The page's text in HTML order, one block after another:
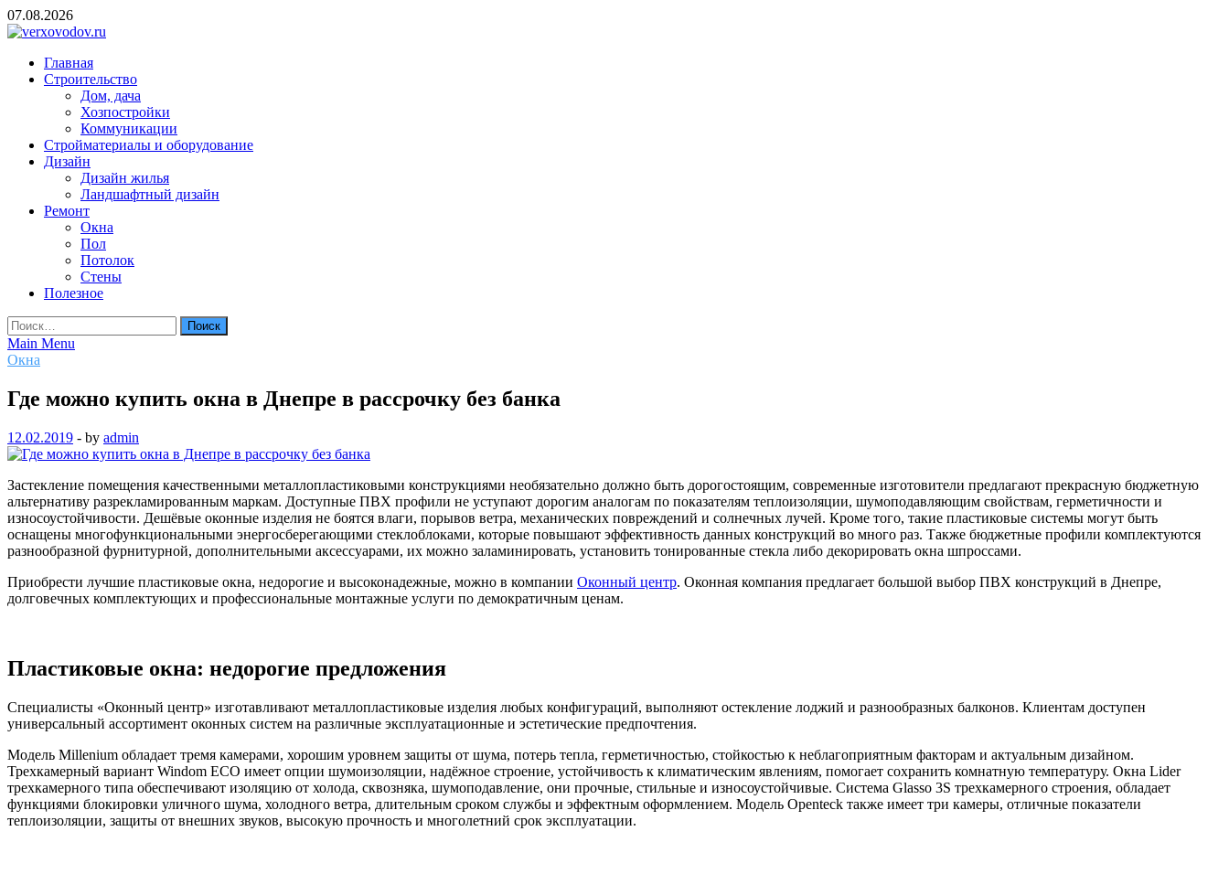
Skip
to
07.08.2026
verxovodov.ru
Ремонт и строительство
Главная
Строительство
Дом, дача
Хозпостройки
Коммуникации
Стройматериалы и оборудование
Дизайн
Дизайн жилья
Ландшафтный дизайн
Ремонт
Окна
Пол
Потолок
Стены
Полезное
Найти:
Main Menu
Окна
Где можно купить окна в Днепре в рассрочку без банка
12.02.2019 - by admin
Застекление помещения качественными металлопластиковыми конструкциями необязательно должно быть дорогостоящим, современные изготовители предлагают прекрасную бюджетную
альтернативу разрекламированным маркам. Доступные ПВХ профили не уступают дорогим аналогам по показателям теплоизоляции, шумоподавляющим свойствам, герметичности и
износоустойчивости. Дешёвые оконные изделия не боятся влаги, порывов ветра, механических повреждений и солнечных лучей. Кроме того, такие пластиковые системы могут быть
оснащены многофункциональными энергосберегающими стеклоблоками, которые повышают эффективность данных конструкций во много раз. Также бюджетные профили комплектуются
разнообразной фурнитурной, дополнительными аксессуарами, их можно заламинировать, установить тонированные стекла либо декорировать окна шпроссами.
Приобрести лучшие пластиковые окна, недорогие и высоконадежные, можно в компании Оконный центр. Оконная компания предлагает большой выбор ПВХ конструкций в Днепре,
долговечных комплектующих и профессиональные монтажные услуги по демократичным ценам.
Пластиковые окна: недорогие предложения
Специалисты «Оконный центр» изготавливают металлопластиковые изделия любых конфигураций, выполняют остекление лоджий и разнообразных балконов. Клиентам доступен
универсальный ассортимент оконных систем на различные эксплуатационные и эстетические предпочтения.
Модель Millenium обладает тремя камерами, хорошим уровнем защиты от шума, потерь тепла, герметичностью, стойкостью к неблагоприятным факторам и актуальным дизайном.
Трехкамерный вариант Windom ECO имеет опции шумоизоляции, надёжное строение, устойчивость к климатическим явлениям, помогает сохранить комнатную температуру. Окна Lider
трехкамерного типа обеспечивают изоляцию от холода, сквозняка, шумоподавление, они прочные, стильные и износоустойчивые. Система Glasso 3S трехкамерного строения, обладает
функциями блокировки уличного шума, холодного ветра, длительным сроком службы и эффектным оформлением. Модель Openteck также имеет три камеры, отличные показатели
теплоизоляции, защиты от внешних звуков, высокую прочность и многолетний срок эксплуатации.